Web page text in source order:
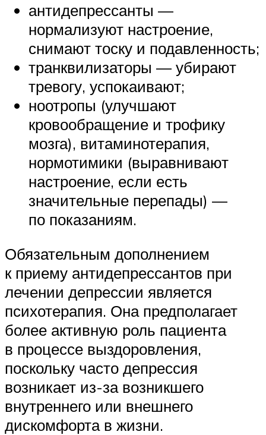
антидепрессанты —
нормализуют настроение,
снимают тоску и подавленность;
транквилизаторы — убирают
тревогу, успокаивают;
ноотропы (улучшают
кровообращение и трофику
мозга), витаминотерапия,
нормотимики (выравнивают
настроение, если есть
значительные перепады) —
по показаниям.
Обязательным дополнением
к приему антидепрессантов при
лечении депрессии является
психотерапия. Она предполагает
более активную роль пациента
в процессе выздоровления,
поскольку часто депрессия
возникает из-за возникшего
внутреннего или внешнего
дискомфорта в жизни.